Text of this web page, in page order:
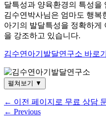
달특성과 양육환경의 특성을
김수연박사님은 엄마도 행복
아기의 발달특성을 정확하게
을 강조하고 있습니다.
김수연아기발달연구소 바로
펼쳐보기 ▼
← 이전 페이지로 무료 상담
← Previous